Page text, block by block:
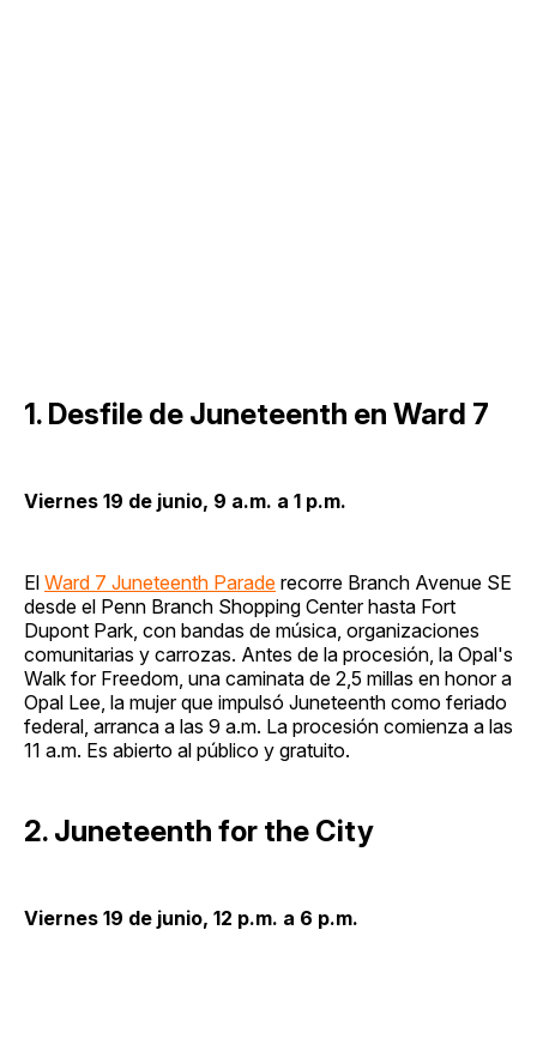
1. Desfile de Juneteenth en Ward 7
Viernes 19 de junio, 9 a.m. a 1 p.m.
El Ward 7 Juneteenth Parade recorre Branch Avenue SE
desde el Penn Branch Shopping Center hasta Fort
Dupont Park, con bandas de música, organizaciones
comunitarias y carrozas. Antes de la procesión, la Opal's
Walk for Freedom, una caminata de 2,5 millas en honor a
Opal Lee, la mujer que impulsó Juneteenth como feriado
federal, arranca a las 9 a.m. La procesión comienza a las
11 a.m. Es abierto al público y gratuito.
2. Juneteenth for the City
Viernes 19 de junio, 12 p.m. a 6 p.m.